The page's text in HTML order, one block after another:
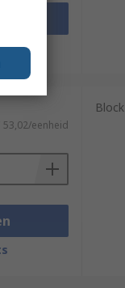
53,02/eenheid
Block